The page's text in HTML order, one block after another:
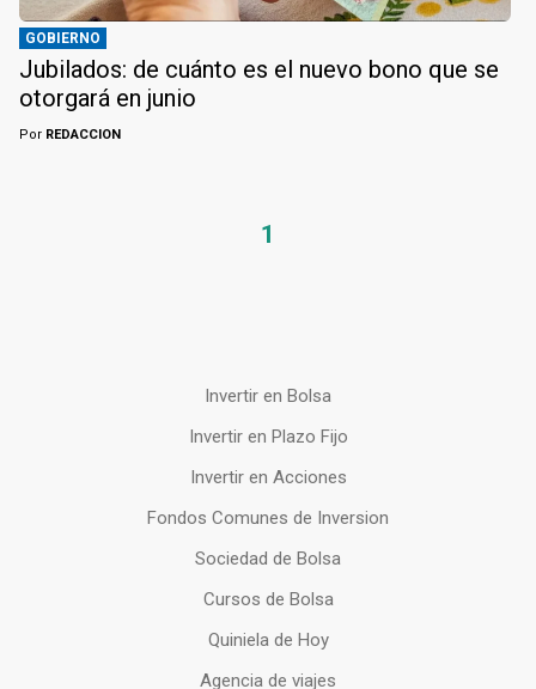
GOBIERNO
Jubilados: de cuánto es el nuevo bono que se
otorgará en junio
Por REDACCION
1
Invertir en Bolsa
Invertir en Plazo Fijo
Invertir en Acciones
Fondos Comunes de Inversion
Sociedad de Bolsa
Cursos de Bolsa
Quiniela de Hoy
Agencia de viajes